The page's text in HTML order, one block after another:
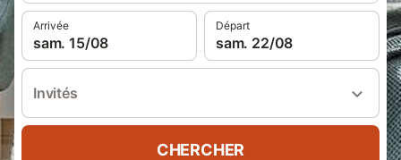
Arrivée
sam. 15/08
Départ
sam. 22/08
Invités
CHERCHER